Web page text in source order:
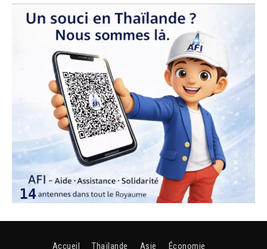
Accueil Thaïlande Asie Économie